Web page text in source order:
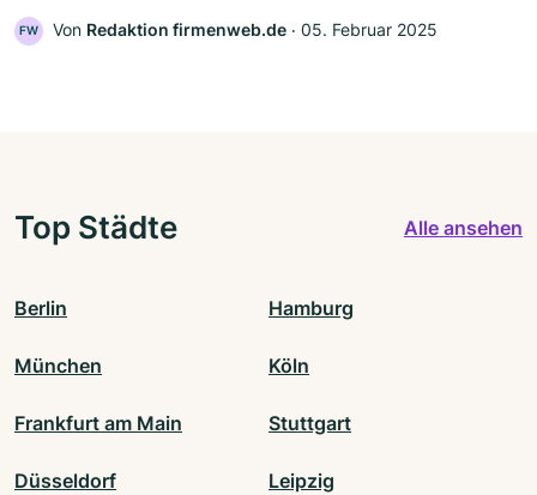
FW Von Redaktion firmenweb.de ‧ 05. Februar 2025
Top Städte Alle ansehen
Berlin Hamburg
München Köln
Frankfurt am Main Stuttgart
Düsseldorf Leipzig